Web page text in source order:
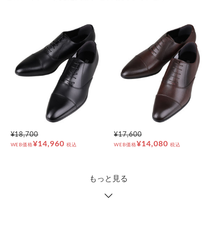
¥18,700
WEB価格¥14,960 税込
¥17,600
WEB価格¥14,080 税込
もっと見る